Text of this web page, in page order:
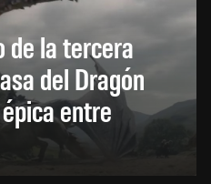
de la tercera
del Dragón
entre